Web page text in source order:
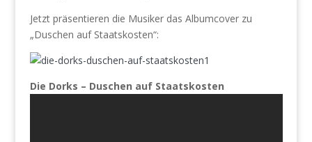
Jetzt präsentieren die Musiker das Albumcover zu
„Duschen auf Staatskosten“:
Die Dorks – Duschen auf Staatskosten